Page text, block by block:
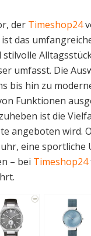
der Timeshop24
das
umfasst. Die
bis hin zu
Funktionen
ist die
angeboten wird.
eine sportliche
– bei Timeshop24